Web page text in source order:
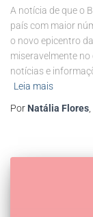
A notícia de que o
país com maior
o novo epicentro
miseravelmente
notícias e
Leia mais
Por Natália Flores